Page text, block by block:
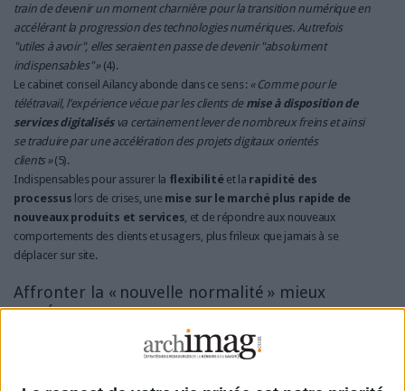
train de devenir un moment charnière pour la transition numérique en
accélérant la progression des technologies numériques. Autrefois
"utiles à avoir", elles seraient en passe de devenir "absolument
indispensables" » (4).
Le cabinet conseilAilancyabonde dans ce sens : « Comme pour le
télétravail, l’expérience vécue par les clients de mise à disposition de
services digitalisésva certainement lever de nombreux freins et ainsi
se traduire par une accélération des projets digitaux orientés
clients »(5).
Indispensables pour assurer la flexibilitéet la rapidité des
processus lors de crises, une mise sur le marché plus rapide de
nouveaux produits et services , et de répondre aux nouveaux
comportements des clients et usagers, plus frileux que jamais à se
déplacer sur site.
Affronter la « nouvelle normalité » mieux
armés
Pour que les entreprises et administrations puissent prospérer et
renforcer leur résilience à moyen et long terme,« il peut s’avérer plus